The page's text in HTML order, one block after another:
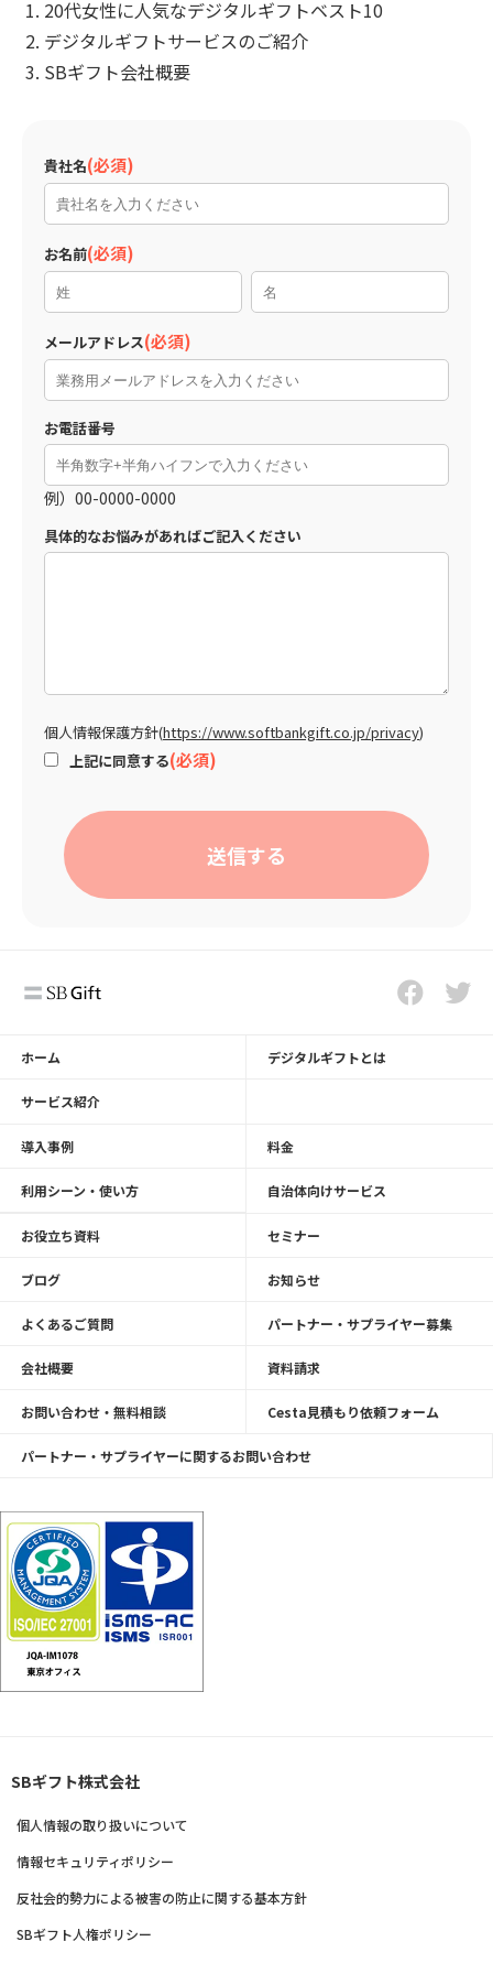
20代女性に人気なデジタルギフトベスト10
デジタルギフトサービスのご紹介
SBギフト会社概要
貴社名
お名前
メールアドレス
お電話番号
例）00-0000-0000
具体的なお悩みがあればご記入ください
個⼈情報保護⽅針(https://www.softbankgift.co.jp/privacy)
上記に同意する
ホーム デジタルギフトとは
サービス紹介
導入事例 料金
利用シーン・使い方 自治体向けサービス
お役立ち資料 セミナー
ブログ お知らせ
よくあるご質問 パートナー・サプライヤー募集
会社概要 資料請求
お問い合わせ・無料相談 Cesta見積もり依頼フォーム
パートナー・サプライヤーに関するお問い合わせ
SBギフト株式会社
個人情報の取り扱いについて
情報セキュリティポリシー
反社会的勢力による被害の防止に関する基本方針
SBギフト人権ポリシー